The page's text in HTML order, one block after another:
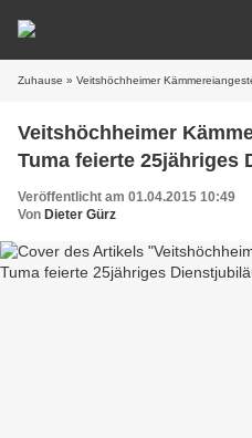
Zuhause » Veitshöchheimer
Veitshöchheimer
Tuma feierte 25jähriges
Veröffentlicht am 01.04.2015 10:49
Von Dieter Gürz